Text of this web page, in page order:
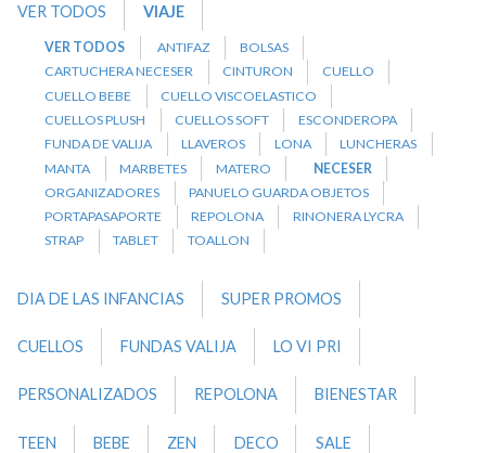
VER TODOS VIAJE
VER TODOS ANTIFAZ
BOLSAS
CARTUCHERA NECESER
CINTURON
CUELLO
CUELLO BEBE
CUELLO VISCOELASTICO
CUELLOS PLUSH
CUELLOS SOFT
ESCONDEROPA
FUNDA DE VALIJA
LLAVEROS LONA
LUNCHERAS
MANTA
MARBETES MATERO
NECESER
ORGANIZADORES
PANUELO GUARDA OBJETOS
PORTAPASAPORTE
REPOLONA
RINONERA LYCRA
STRAP
TABLET TOALLON
DIA DE LAS INFANCIAS SUPER PROMOS
CUELLOS FUNDAS VALIJA LO VI PRI
PERSONALIZADOS REPOLONA BIENESTAR
TEEN BEBE ZEN DECO SALE